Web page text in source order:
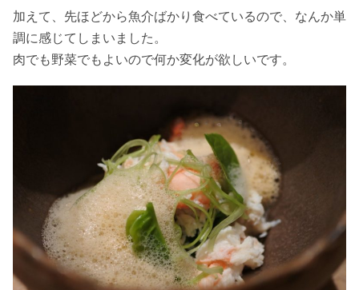
加えて、先ほどから魚介ばかり食べているので、なんか単
調に感じてしまいました。
肉でも野菜でもよいので何か変化が欲しいです。